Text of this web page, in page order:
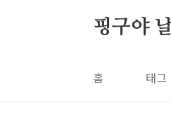
핑구야
홈 태그